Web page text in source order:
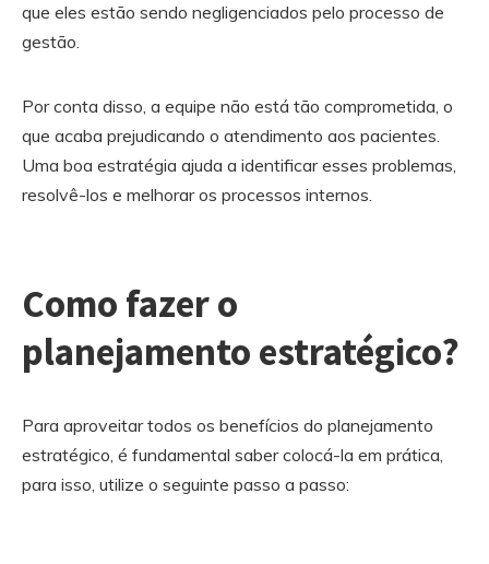
que eles estão sendo negligenciados pelo processo de
gestão.
Por conta disso, a equipe não está tão comprometida, o
que acaba prejudicando o atendimento aos pacientes.
Uma boa estratégia ajuda a identificar esses problemas,
resolvê-los e melhorar os processos internos.
Como fazer o
planejamento estratégico?
Para aproveitar todos os benefícios do planejamento
estratégico, é fundamental saber colocá-la em prática,
para isso, utilize o seguinte passo a passo: